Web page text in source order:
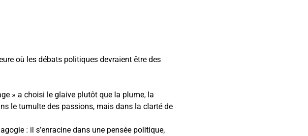
où les débats politiques devraient être des
» a choisi le glaive plutôt que la plume, la
le tumulte des passions, mais dans la clarté de
: il s’enracine dans une pensée politique,